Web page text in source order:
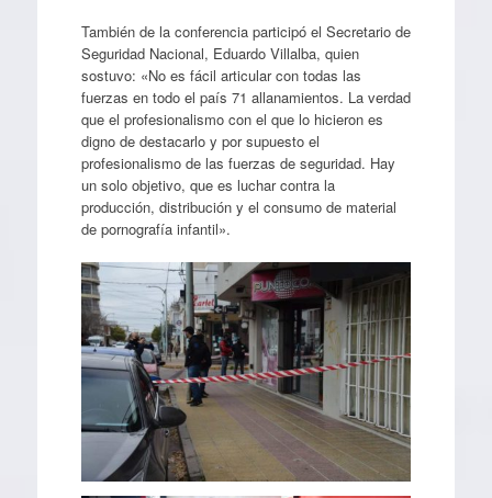
También de la conferencia participó el Secretario de
Seguridad Nacional, Eduardo Villalba, quien
sostuvo: «No es fácil articular con todas las
fuerzas en todo el país 71 allanamientos. La verdad
que el profesionalismo con el que lo hicieron es
digno de destacarlo y por supuesto el
profesionalismo de las fuerzas de seguridad. Hay
un solo objetivo, que es luchar contra la
producción, distribución y el consumo de material
de pornografía infantil».